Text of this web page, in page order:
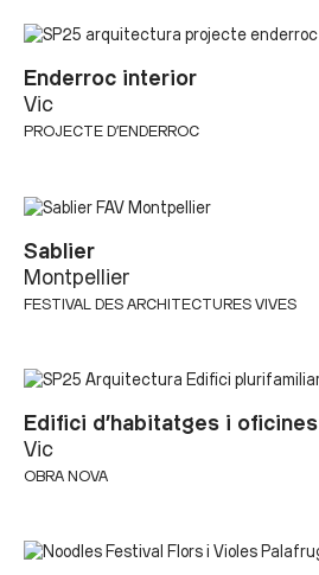
Enderroc interior
Vic
PROJECTE D'ENDERROC
Sablier
Montpellier
FESTIVAL DES ARCHITECTURES VIVES
Edifici d’habitatges i oficines
Vic
OBRA NOVA